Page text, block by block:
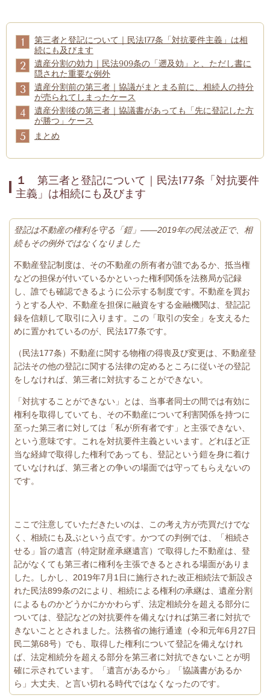
1
第三者と登記について｜民法177条「対抗要件主義」は相
続にも及びます
2
遺産分割の効力｜民法909条の「遡及効」と、ただし書に
隠された重要な例外
3
遺産分割前の第三者｜協議がまとまる前に、相続人の持分
が売られてしまったケース
4
遺産分割後の第三者｜協議書があっても「先に登記した方
が勝つ」ケース
5 まとめ
１ 第三者と登記について｜民法177条「対抗要件
主義」は相続にも及びます
登記は不動産の権利を守る「鎧」——2019年の民法改正で、相
続もその例外ではなくなりました
不動産登記制度は、その不動産の所有者が誰であるか、抵当権
などの担保が付いているかといった権利関係を法務局が記録
し、誰でも確認できるように公示する制度です。不動産を買お
うとする人や、不動産を担保に融資をする金融機関は、登記記
録を信頼して取引に入ります。この「取引の安全」を支えるた
めに置かれているのが、民法177条です。
（民法177条）不動産に関する物権の得喪及び変更は、不動産登
記法その他の登記に関する法律の定めるところに従いその登記
をしなければ、第三者に対抗することができない。
「対抗することができない」とは、当事者同士の間では有効に
権利を取得していても、その不動産について利害関係を持つに
至った第三者に対しては「私が所有者です」と主張できない、
という意味です。これを対抗要件主義といいます。どれほど正
当な経緯で取得した権利であっても、登記という鎧を身に着け
ていなければ、第三者との争いの場面では守ってもらえないの
です。
ここで注意していただきたいのは、この考え方が売買だけでな
く、相続にも及ぶという点です。かつての判例では、「相続さ
せる」旨の遺言（特定財産承継遺言）で取得した不動産は、登
記がなくても第三者に権利を主張できるとされる場面がありま
した。しかし、2019年7月1日に施行された改正相続法で新設さ
れた民法899条の2により、相続による権利の承継は、遺産分割
によるものかどうかにかかわらず、法定相続分を超える部分に
ついては、登記などの対抗要件を備えなければ第三者に対抗で
きないこととされました。法務省の施行通達（令和元年6月27日
民二第68号）でも、取得した権利について登記を備えなけれ
ば、法定相続分を超える部分を第三者に対抗できないことが明
確に示されています。「遺言があるから」「協議書があるか
ら」大丈夫、と言い切れる時代ではなくなったのです。